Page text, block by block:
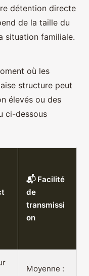
détention directe
de la taille du
situation familiale.
où les
structure peut
élevés ou des
ci-dessous
📬 Facilité
de
transmissi
on
Moyenne :